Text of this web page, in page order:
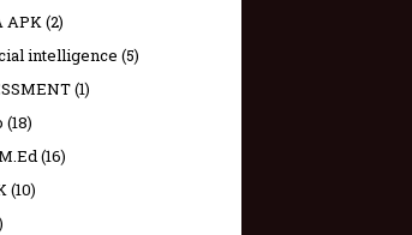
APK(2)
intelligence (5)
(1)
(18)
(16)
(10)